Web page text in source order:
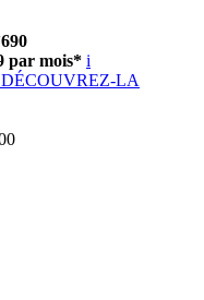
par mois* i
DÉCOUVREZ-LA